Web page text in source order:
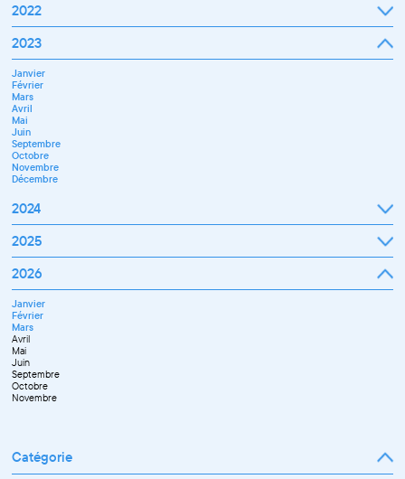
Septembre
Octobre
Novembre
Décembre
2022
Janvier
Février
Mars
Avril
Mai
Juin
Juillet
Septembre
Octobre
Novembre
Décembre
2023
Janvier
Février
Mars
Avril
Mai
Juin
Septembre
Octobre
Novembre
Décembre
2024
Janvier
Février
Mars
Avril
Juillet
Septembre
Novembre
Décembre
2025
Janvier
Février
Mars
Avril
Mai
Juin
Juillet
Septembre
Octobre
Novembre
Décembre
2026
Janvier
Février
Mars
Avril
Mai
Juin
Septembre
Octobre
Novembre
Catégorie